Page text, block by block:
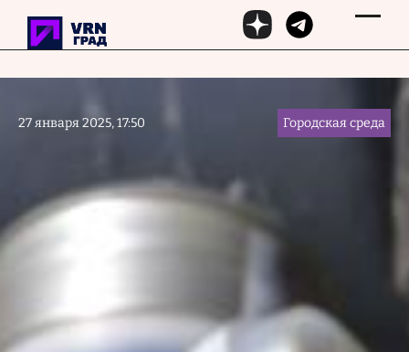
Перейти к основному содержанию
27 января 2025, 17:50 Городская среда